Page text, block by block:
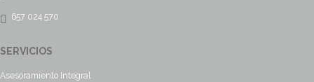
657 024 570
SERVICIOS
Asesoramiento Integral